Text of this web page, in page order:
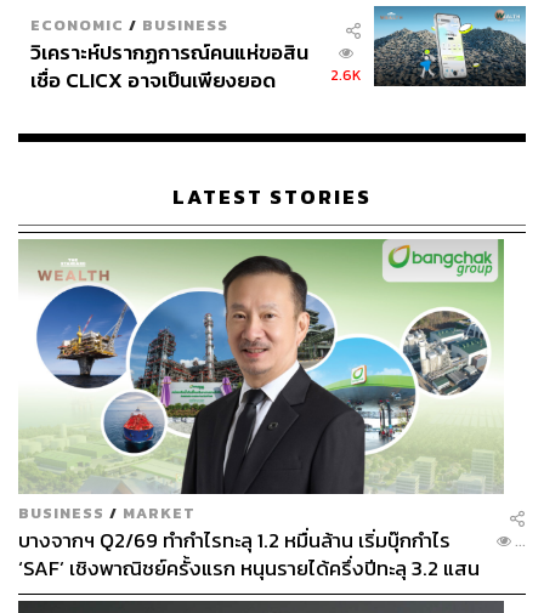
99
THE STANDARD TEAM
ECONOMIC / BUSINESS
วิเคราะห์ปรากฏการณ์คนแห่ขอสิน
เชื่อ CLICX อาจเป็นเพียงยอด
เรือนไทยที่ถูกซุกไว้
2.6K
LATEST STORIES
BUSINESS / MARKET
บางจากฯ Q2/69 ทำกำไรทะลุ 1.2 หมื่นล้าน เริ่มบุ๊กกำไร
‘SAF’ เชิงพาณิชย์ครั้งแรก หนุนรายได้ครึ่งปีทะลุ 3.2 แสน
ล้าน
...